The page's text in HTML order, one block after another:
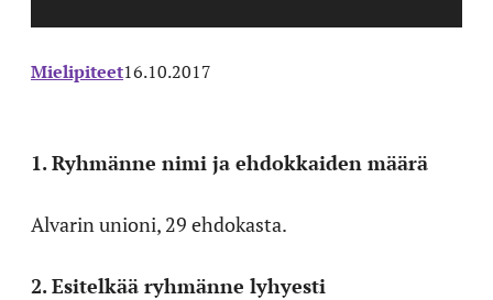
Mielipiteet16.10.2017
1. Ryhmänne nimi ja ehdokkaiden määrä
Alvarin unioni, 29 ehdokasta.
2. Esitelkää ryhmänne lyhyesti